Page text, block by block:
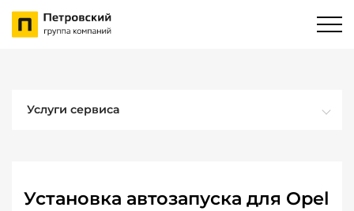
Услуги сервиса
Установка автозапуска для Opel